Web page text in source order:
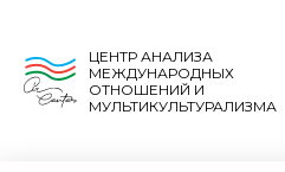
ЦЕНТР АНАЛИЗА
МЕЖДУНАРОДНЫХ
ОТНОШЕНИЙ И
МУЛЬТИКУЛЬТУРАЛИЗМА